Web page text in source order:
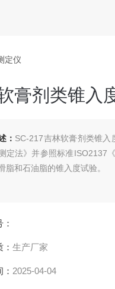
定仪
膏剂类锥入
： SC-217吉林软膏剂类锥
定法》并参照标准ISO2137
脂和石油脂的锥入度试验。
生产厂家
2025-04-04